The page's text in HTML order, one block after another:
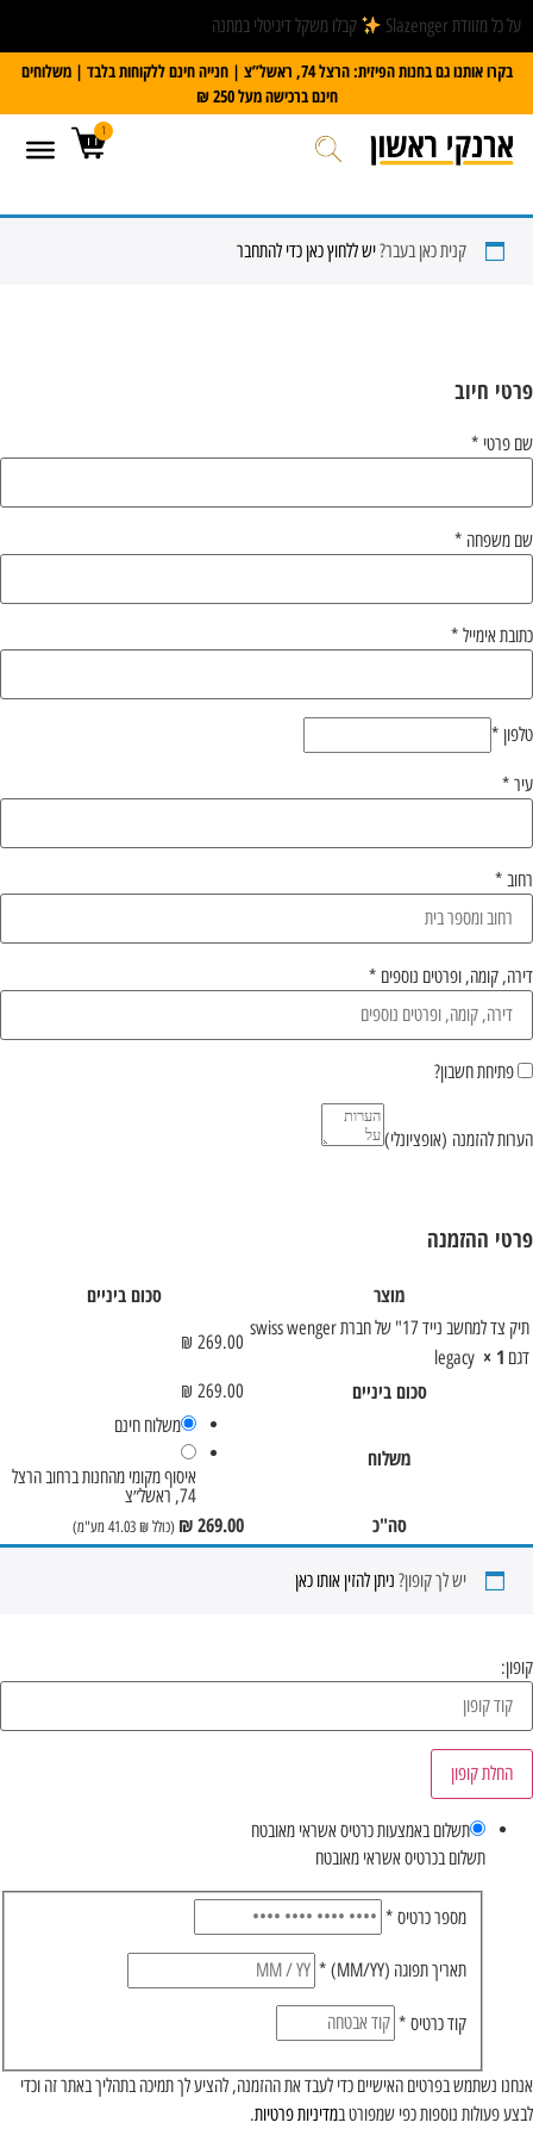
על כל מזוודת Slazenger
קבלו משקל דיגיטלי במתנה
בקרו אותנו גם בחנות הפיזית: הרצל 74, ראשל”צ | חנייה חינם ללקוחות בלבד | משלוחים
חינם ברכישה מעל 250 ₪
1
קנית כאן בעבר?יש ללחוץ כאן כדי להתחבר
פרטי חיוב‫
שם פרטי *
שם משפחה *
כתובת אימייל *
טלפון *
עיר *
רחוב *
דירה, קומה, ופרטים נוספים *
פתיחת חשבון?
הערות להזמנה (אופציונלי)
פרטי ההזמנה
מוצר סכום ביניים
תיק צד למחשב נייד 17" של חברת swiss wenger
דגם legacy × 1
₪ 269.00
סכום ביניים ₪ 269.00
משלוח
משלוח חינם
איסוף מקומי מהחנות ברחוב הרצל
74, ראשל״צ
סה"כ ₪269.00 (כולל₪ מע"מ)
יש לך קופון? ניתן להזין אותו כאן
קופון:
החלת קופון
תשלום באמצעות כרטיס אשראי מאובטח
תשלום בכרטיס אשראי מאובטח
מספר כרטיס *
תאריך תפוגה (MM/YY) *
קוד כרטיס *
אנחנו נשתמש בפרטים האישיים כדי לעבד את ההזמנה, להציע לך תמיכה בתהליך באתר זה וכדי
לבצע פעולות נוספות כפי שמפורט במדיניות פרטיות.